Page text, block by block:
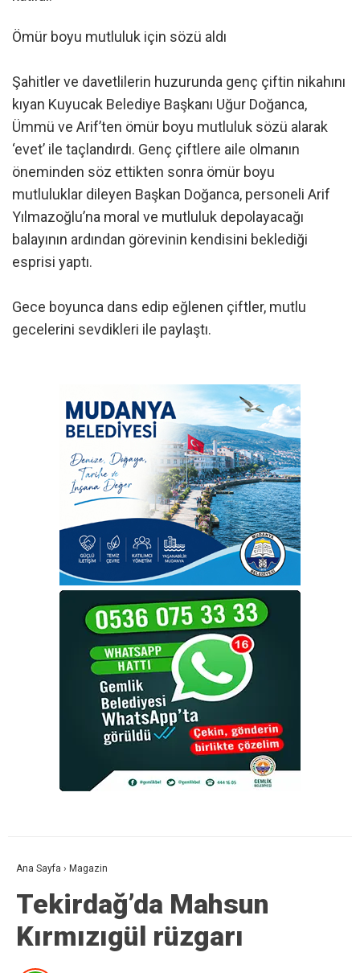
Ömür boyu mutluluk için sözü aldı
Şahitler ve davetlilerin huzurunda genç çiftin nikahını
kıyan Kuyucak Belediye Başkanı Uğur Doğanca,
Ümmü ve Arif’ten ömür boyu mutluluk sözü alarak
‘evet’ ile taçlandırdı. Genç çiftlere aile olmanın
öneminden söz ettikten sonra ömür boyu
mutluluklar dileyen Başkan Doğanca, personeli Arif
Yılmazoğlu’na moral ve mutluluk depolayacağı
balayının ardından görevinin kendisini beklediği
esprisi yaptı.
Gece boyunca dans edip eğlenen çiftler, mutlu
gecelerini sevdikleri ile paylaştı.
Ana Sayfa › Magazin
Tekirdağ’da Mahsun
Kırmızıgül rüzgarı